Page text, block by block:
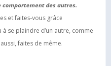
des autres.
et faites-vous grâce
se plaindre d’un autre, comme
faites de même.